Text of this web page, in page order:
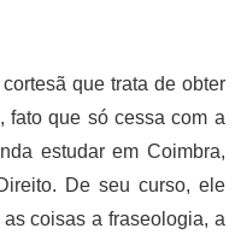
que trata de obter
fato que só cessa com a
estudar em Coimbra,
De seu curso, ele
coisas a fraseologia, a